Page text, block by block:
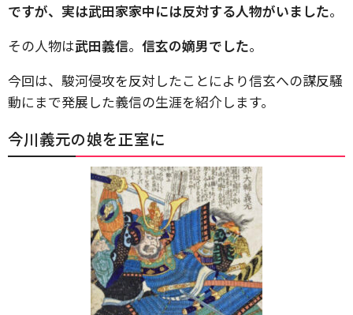
ですが、実は武田家家中には反対する人物がいました。
その人物は武田義信。 信玄の嫡男でした。
今回は、駿河侵攻を反対したことにより信玄への謀反騒
動にまで発展した義信の生涯を紹介します。
今川義元の娘を正室に